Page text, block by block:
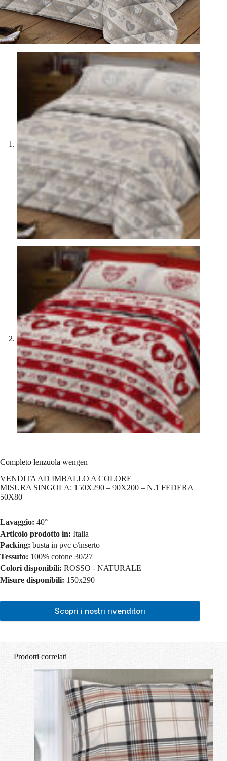
Completo lenzuola wengen
VENDITA AD IMBALLO A COLORE
MISURA SINGOLA: 150X290 – 90X200 – N.1 FEDERA
50X80
Lavaggio: 40°
Articolo prodotto in: Italia
Packing: busta in pvc c/inserto
Tessuto: 100% cotone 30/27
Colori disponibili: ROSSO - NATURALE
Misure disponibili: 150x290
Scopri i nostri rivenditori
Prodotti correlati